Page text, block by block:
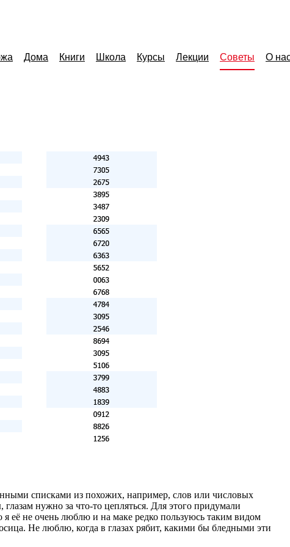
Дома Книги Школа Курсы Лекции Советы О
списками из похожих, например, слов или числовых
глазам нужно за что-то цепляться. Для этого придумали
я её не очень люблю и на маке редко пользуюсь таким видом
Не люблю, когда в глазах рябит, какими бы бледными эти